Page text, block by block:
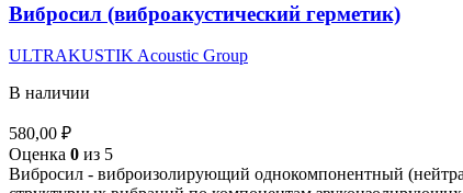
Вибросил (виброакустический герметик)
ULTRAKUSTIK Acoustic Group
В наличии
580,00 ₽
Оценка 0 из 5
Вибросил - виброизолирующий однокомпонентный